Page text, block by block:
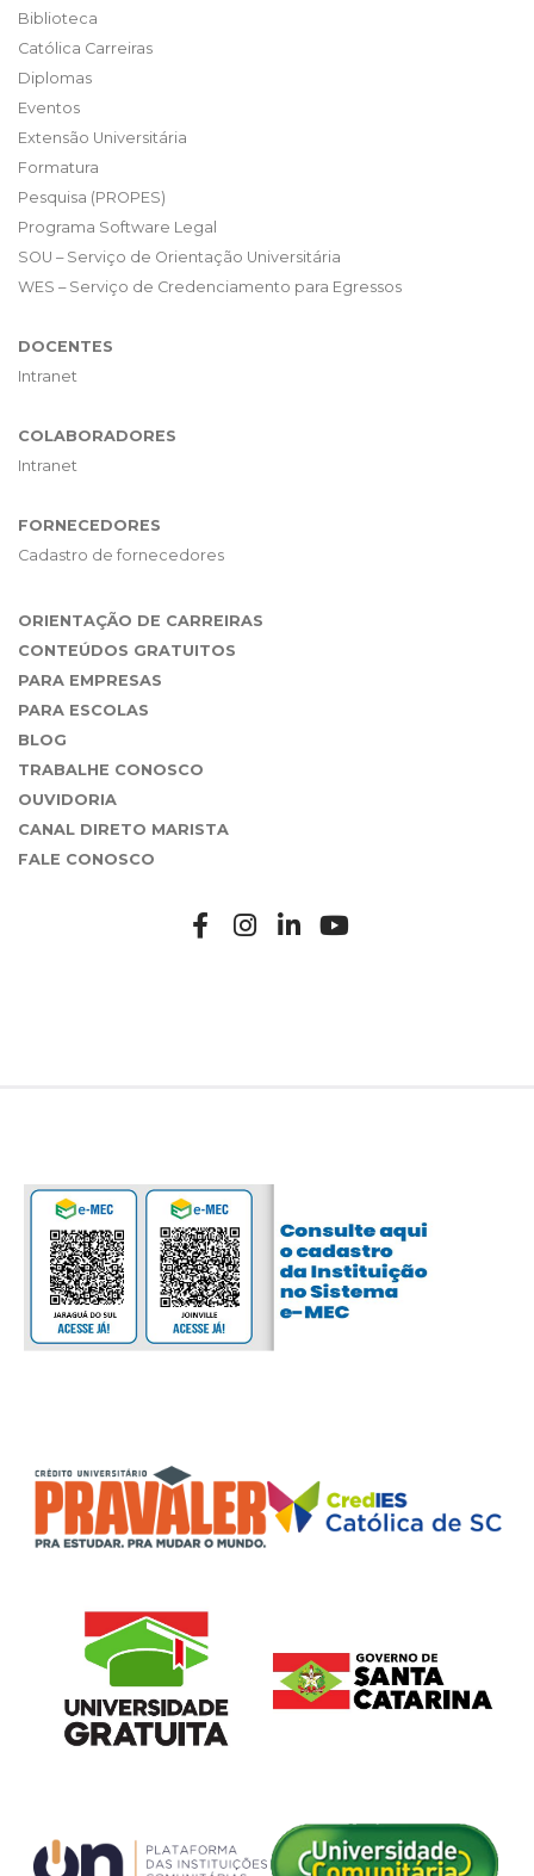
Biblioteca
Católica Carreiras
Diplomas
Eventos
Extensão Universitária
Formatura
Pesquisa (PROPES)
Programa Software Legal
SOU – Serviço de Orientação Universitária
WES – Serviço de Credenciamento para Egressos
DOCENTES
Intranet
COLABORADORES
Intranet
FORNECEDORES
Cadastro de fornecedores
ORIENTAÇÃO DE CARREIRAS
CONTEÚDOS GRATUITOS
PARA EMPRESAS
PARA ESCOLAS
BLOG
TRABALHE CONOSCO
OUVIDORIA
CANAL DIRETO MARISTA
FALE CONOSCO